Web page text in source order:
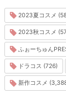
2023夏コスメ
2023秋コスメ
ふぉーちゅん
ドラコス (726)
新作コスメ